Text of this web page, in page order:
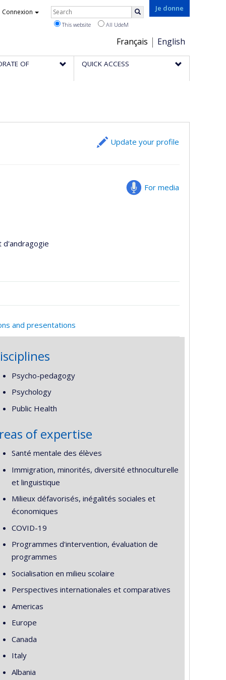
Je donne
Choix
de
la
Français English
Connexion Rechercher
This website All UdeM
OF QUICK ACCESS
Update your profile
For media
d'andragogie
and presentations
Psycho-pedagogy
Psychology
Public Health
of expertise
Santé mentale des élèves
Immigration, minorités, diversité ethnoculturelle
et linguistique
Milieux défavorisés, inégalités sociales et
économiques
COVID-19
Programmes d'intervention, évaluation de
programmes
Socialisation en milieu scolaire
Perspectives internationales et comparatives
Americas
Europe
Canada
Italy
Albania